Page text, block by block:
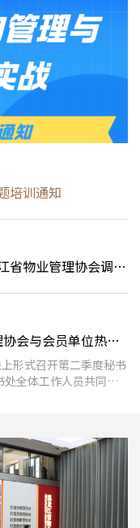
培训通知
省物业管理协会调研
会与会员单位热烈
形式召开第二季度秘书
全体工作人员共同围